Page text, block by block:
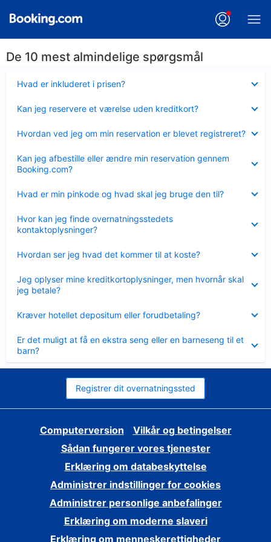
De 10 mest almindelige spørgsmål
Hvad er inkluderet i prisen?
Kan jeg reservere et værelse uden kreditkort?
Hvordan ved jeg om min reservation er blevet registreret?
Kan jeg afbestille eller ændre min reservation gennem
Booking.com?
Hvad er min pinkode og hvad skal jeg bruge den til?
Hvor kan jeg finde overnatningsstedets
kontaktoplysninger?
Hvordan ser jeg hvad det kommer til at koste?
Jeg oplyser mine kreditkortoplysninger, men hvornår skal
jeg betale?
Kræver hotellet depositum eller forudbetaling?
Er det muligt at få en ekstra seng eller en barneseng til et
barn?
Registrer dit overnatningssted
Computerversion
Vilkår og betingelser
Sådan fungerer vores tjenester
Erklæring om databeskyttelse
Administrer indstillinger for cookies
Administrer personlige anbefalinger
Erklæring om moderne slaveri
Erklæring om menneskerettigheder